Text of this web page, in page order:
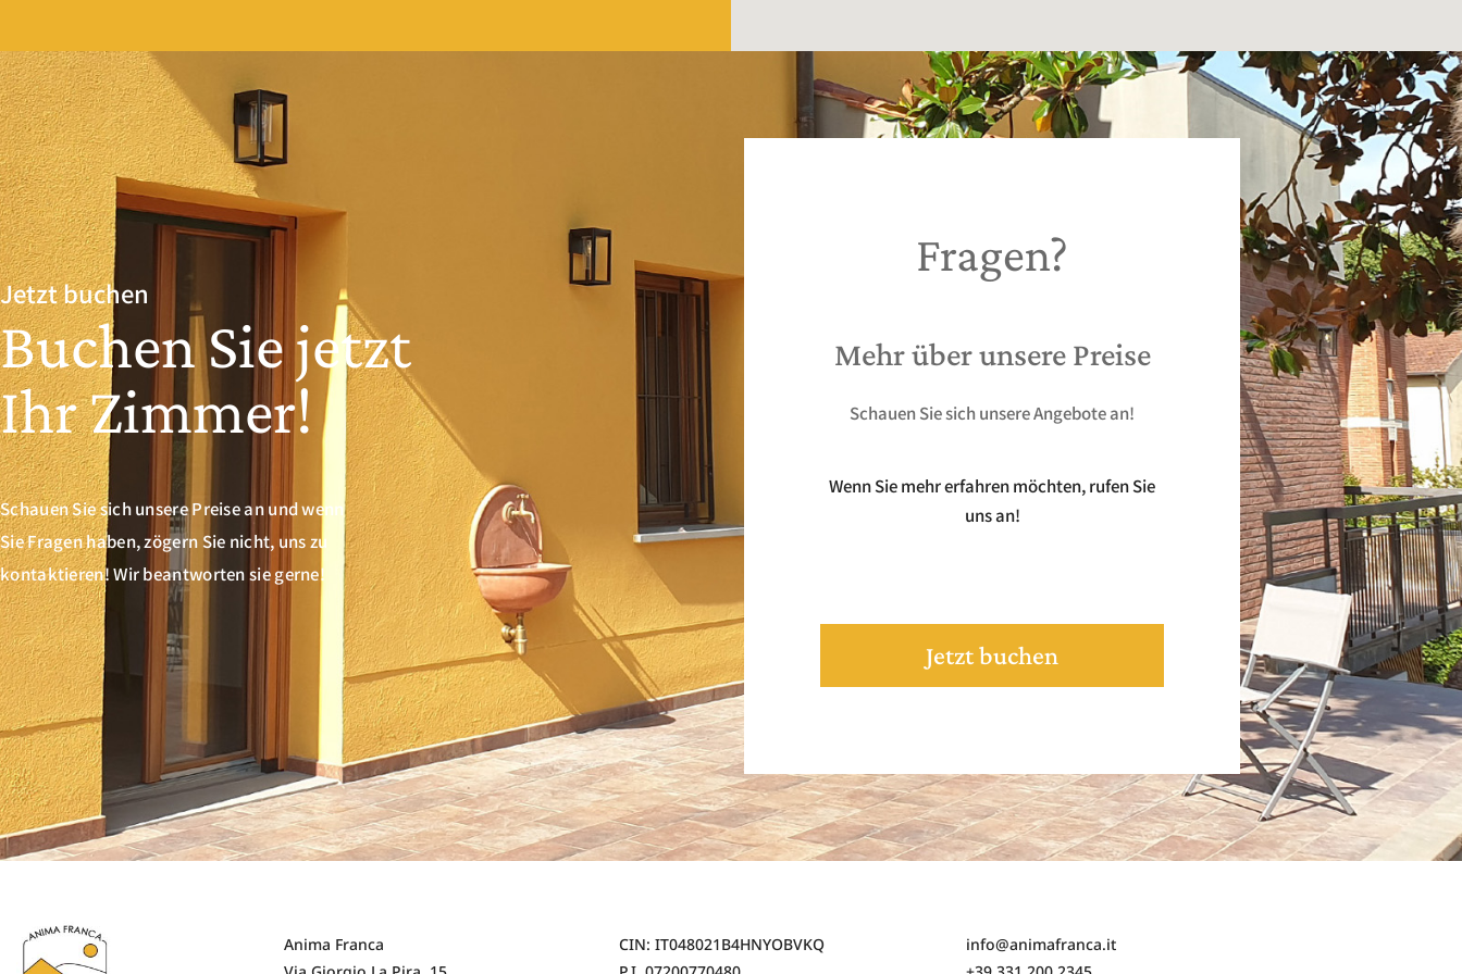
Jetzt buchen
Buchen Sie jetzt
Ihr Zimmer!
Schauen Sie sich unsere Preise an und wenn
Sie Fragen haben, zögern Sie nicht, uns zu
kontaktieren! Wir beantworten sie gerne!
Fragen?
Mehr über unsere Preise
Schauen Sie sich unsere Angebote an!
Wenn Sie mehr erfahren möchten, rufen Sie
uns an!
Jetzt buchen
Anima Franca
CIN: IT048021B4HNYOBVKQ
info@animafranca.it